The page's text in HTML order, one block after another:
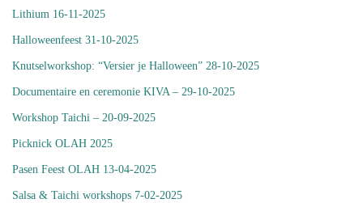
Lithium 16-11-2025
Halloweenfeest 31-10-2025
Knutselworkshop: “Versier je Halloween” 28-10-2025
Documentaire en ceremonie KIVA – 29-10-2025
Workshop Taichi – 20-09-2025
Picknick OLAH 2025
Pasen Feest OLAH 13-04-2025
Salsa & Taichi workshops 7-02-2025